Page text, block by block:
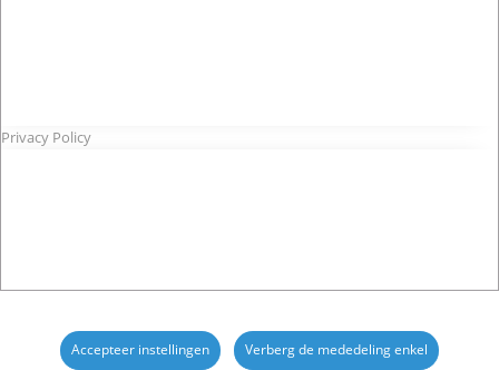
Privacy Policy
Accepteer instellingen Verberg de mededeling enkel